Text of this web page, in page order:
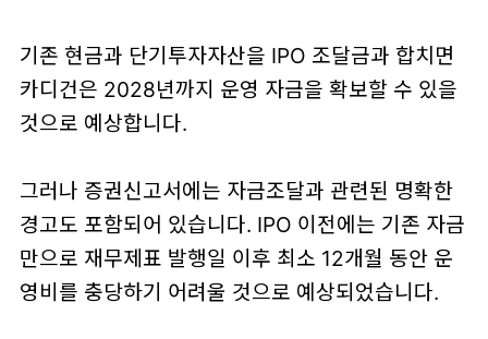
기존 현금과 단기투자자산을 IPO 조달금과 합치면
카디건은 2028년까지 운영 자금을 확보할 수 있을
것으로 예상합니다.
그러나 증권신고서에는 자금조달과 관련된 명확한
경고도 포함되어 있습니다. IPO 이전에는 기존 자금
만으로 재무제표 발행일 이후 최소 12개월 동안 운
영비를 충당하기 어려울 것으로 예상되었습니다.